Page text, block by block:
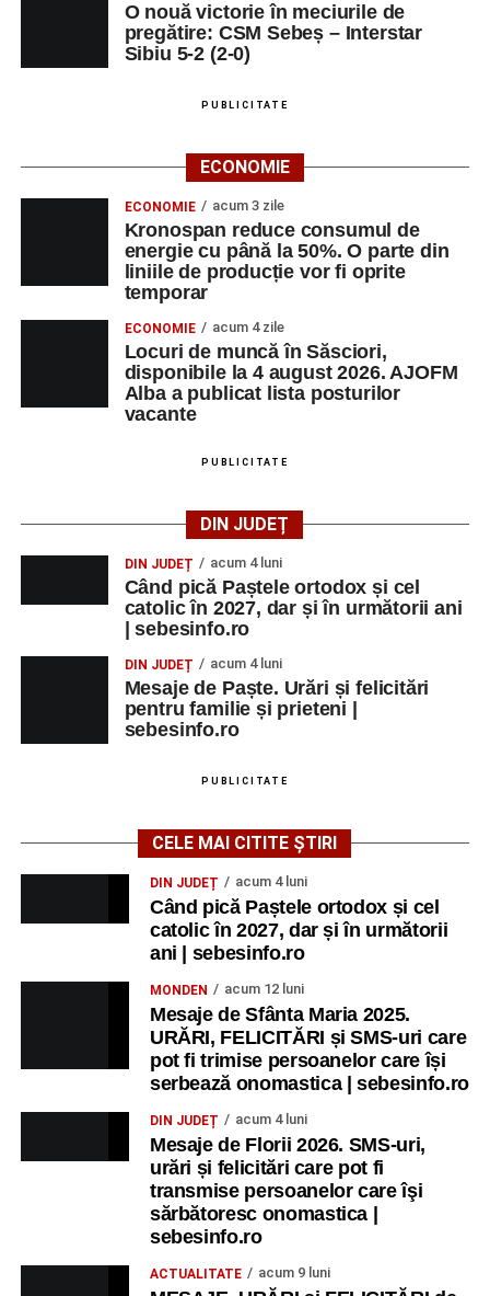
O nouă victorie în meciurile de
pregătire: CSM Sebeș – Interstar
Sibiu 5-2 (2-0)
PUBLICITATE
ECONOMIE
ECONOMIE acum 3 zile
Kronospan reduce consumul de
energie cu până la 50%. O parte din
liniile de producție vor fi oprite
temporar
ECONOMIE acum 4 zile
Locuri de muncă în Săsciori,
disponibile la 4 august 2026. AJOFM
Alba a publicat lista posturilor
vacante
PUBLICITATE
DIN JUDEȚ
DIN JUDEȚ acum 4 luni
Când pică Paștele ortodox și cel
catolic în 2027, dar și în următorii ani
| sebesinfo.ro
DIN JUDEȚ acum 4 luni
Mesaje de Paște. Urări și felicitări
pentru familie și prieteni |
sebesinfo.ro
PUBLICITATE
CELE MAI CITITE ȘTIRI
DIN JUDEȚ acum 4 luni
Când pică Paștele ortodox și cel
catolic în 2027, dar și în următorii
ani | sebesinfo.ro
MONDEN acum 12 luni
Mesaje de Sfânta Maria 2025.
URĂRI, FELICITĂRI și SMS-uri care
pot fi trimise persoanelor care își
serbează onomastica | sebesinfo.ro
DIN JUDEȚ acum 4 luni
Mesaje de Florii 2026. SMS-uri,
urări și felicitări care pot fi
transmise persoanelor care îşi
sărbătoresc onomastica |
sebesinfo.ro
ACTUALITATE acum 9 luni